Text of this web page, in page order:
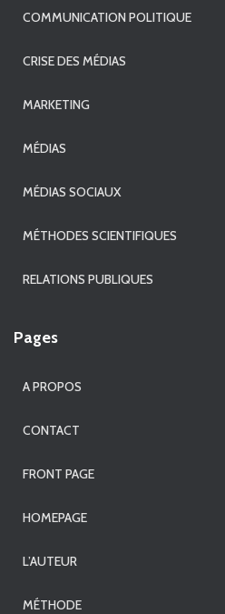
COMMUNICATION POLITIQUE
CRISE DES MÉDIAS
MARKETING
MÉDIAS
MÉDIAS SOCIAUX
MÉTHODES SCIENTIFIQUES
RELATIONS PUBLIQUES
Pages
A PROPOS
CONTACT
FRONT PAGE
HOMEPAGE
L’AUTEUR
MÉTHODE